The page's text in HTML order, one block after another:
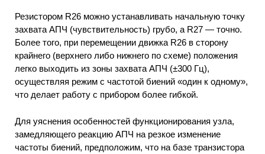
Резистором R26 можно устанавливать начальную точку
захвата АПЧ (чувствительность) грубо, a R27 — точно.
Более того, при перемещении движка R26 в сторону
крайнего (верхнего либо нижнего по схеме) положения
легко выходить из зоны захвата АПЧ (±300 Гц),
осуществляя режим с частотой биений «один к одному»,
что делает работу с прибором более гибкой.
Для уяснения особенностей функционирования узла,
замедляющего реакцию АПЧ на резкое изменение
частоты биений, предположим, что на базе транзистора